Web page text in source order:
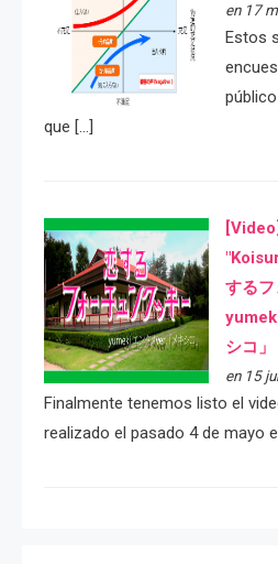
en 17
Estos
que […]
する
シコ」
en 15
Finalmente tenemos listo el
realizado el pasado 4 de mayo